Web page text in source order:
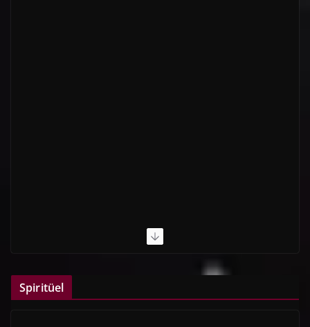
Spiritüel